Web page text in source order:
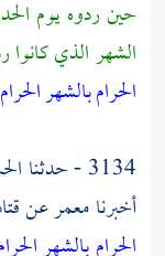
حين ردوه يوم
الشهر الذي كانوا
الحرام بالشهر
3134 - حدثنا
أخبرنامعمرعن
الحرام بالشهر